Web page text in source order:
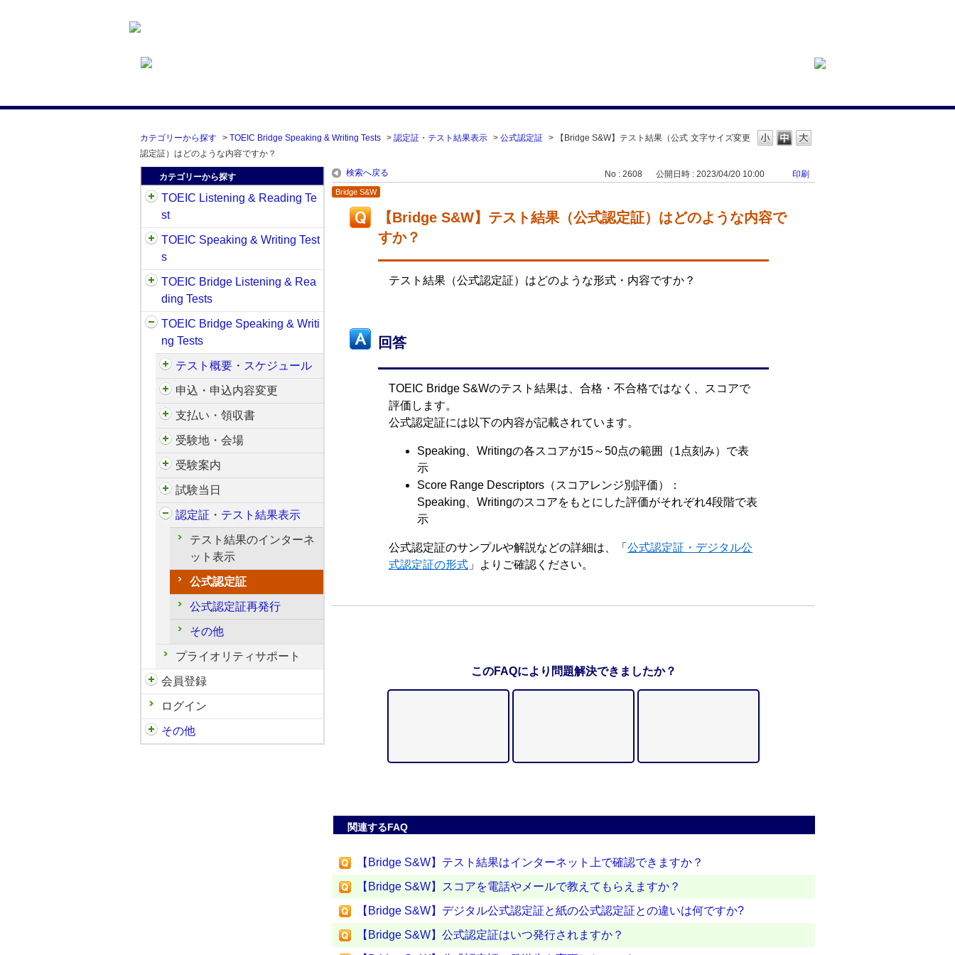
文字サイズ変更
カテゴリーから探す > TOEIC Bridge Speaking & Writing Tests > 認定証・テスト結果表示 > 公式認定証 >
【Bridge S&W】テスト結果（公式
認定証）はどのような内容ですか？
カテゴリーから探す
TOEIC Listening & Reading Te
st
TOEIC Speaking & Writing Test
s
TOEIC Bridge Listening & Rea
ding Tests
TOEIC Bridge Speaking & Writi
ng Tests
テスト概要・スケジュール
申込・申込内容変更
支払い・領収書
受験地・会場
受験案内
試験当日
認定証・テスト結果表示
テスト結果のインターネ
ット表示
公式認定証
公式認定証再発行
その他
プライオリティサポート
会員登録
ログイン
その他
検索へ戻る No : 2608 公開日時 : 2023/04/20 10:00 印刷
Bridge S&W
【Bridge S&W】テスト結果（公式認定証）はどのような内容で
すか？
テスト結果（公式認定証）はどのような形式・内容ですか？
回答
TOEIC Bridge S&Wのテスト結果は、合格・不合格ではなく、スコアで
評価します。
公式認定証には以下の内容が記載されています。
Speaking、Writingの各スコアが15～50点の範囲（1点刻み）で表
示
Score Range Descriptors（スコアレンジ別評価）：
Speaking、Writingのスコアをもとにした評価がそれぞれ4段階で表
示
公式認定証のサンプルや解説などの詳細は、「 公式認定証・デジタル公
式認定証の形式 」よりご確認ください。
このFAQにより問題解決できましたか？
関連するFAQ
【Bridge S&W】テスト結果はインターネット上で確認できますか？
【Bridge S&W】スコアを電話やメールで教えてもらえますか？
【Bridge S&W】デジタル公式認定証と紙の公式認定証との違いは何ですか?
【Bridge S&W】公式認定証はいつ発行されますか？